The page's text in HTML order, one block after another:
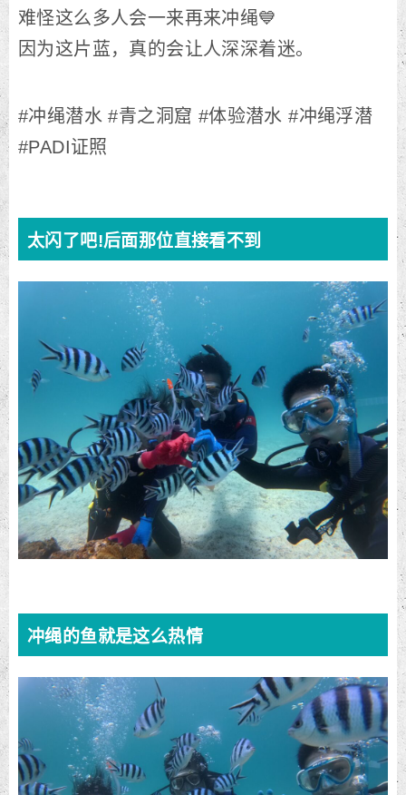
难怪这么多人会一来再来冲绳💙
因为这片蓝，真的会让人深深着迷。
#冲绳潜水 #青之洞窟 #体验潜水 #冲绳浮潜
#PADI证照
太闪了吧!后面那位直接看不到
冲绳的鱼就是这么热情